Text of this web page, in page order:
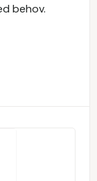
behov.